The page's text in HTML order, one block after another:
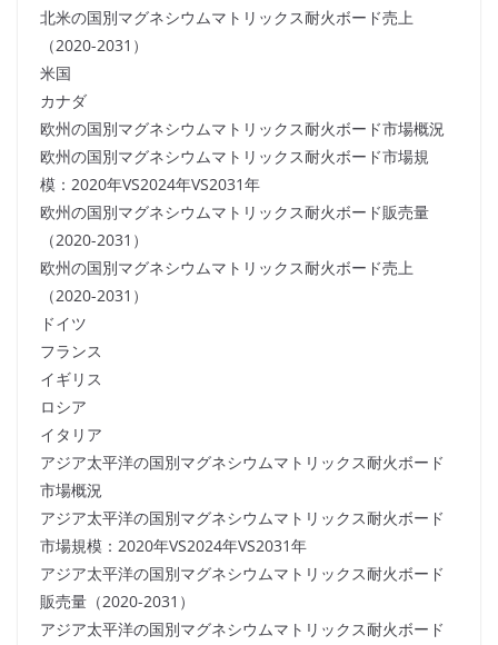
北米の国別マグネシウムマトリックス耐火ボード売上
（2020-2031）
米国
カナダ
欧州の国別マグネシウムマトリックス耐火ボード市場概況
欧州の国別マグネシウムマトリックス耐火ボード市場規
模：2020年VS2024年VS2031年
欧州の国別マグネシウムマトリックス耐火ボード販売量
（2020-2031）
欧州の国別マグネシウムマトリックス耐火ボード売上
（2020-2031）
ドイツ
フランス
イギリス
ロシア
イタリア
アジア太平洋の国別マグネシウムマトリックス耐火ボード
市場概況
アジア太平洋の国別マグネシウムマトリックス耐火ボード
市場規模：2020年VS2024年VS2031年
アジア太平洋の国別マグネシウムマトリックス耐火ボード
販売量（2020-2031）
アジア太平洋の国別マグネシウムマトリックス耐火ボード